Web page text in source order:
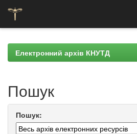
navigationЕлектронний архів КНУТД
Пошук
Пошук: